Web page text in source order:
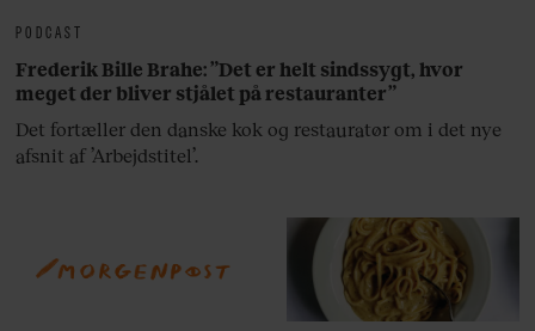
PODCAST
Frederik Bille Brahe: ”Det er helt sindssygt, hvor
meget der bliver stjålet på restauranter”
Det fortæller den danske kok og restauratør om i det nye
afsnit af ’Arbejdstitel’.